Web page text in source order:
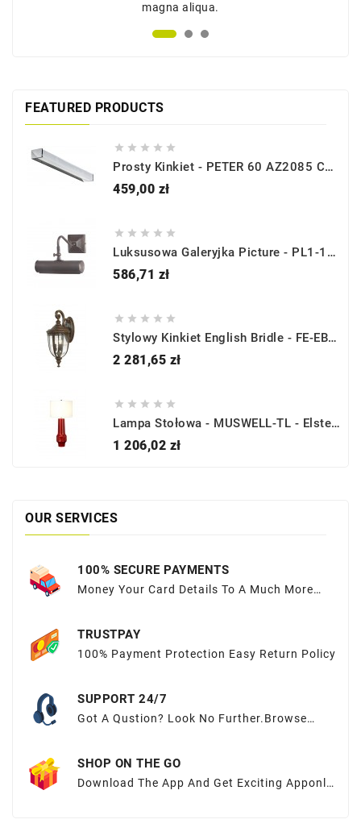
magna aliqua.
FEATURED PRODUCTS
    
Prosty Kinkiet - PETER 60 AZ2085 CHROM 3000K - Azzardo
459,00 złCena
    
Luksusowa Galeryjka Picture - PL1-10-DB - Brąz- Elstead Lighting
586,71 złCena
    
Stylowy Kinkiet English Bridle - FE-EB2-L-BRB - Brąz - Feiss
2 281,65 złCena
    
Lampa Stołowa - MUSWELL-TL - Elstead Lighting
1 206,02 złCena
OUR SERVICES
100% SECURE PAYMENTS
Money Your Card Details To A Much More
TRUSTPAY
100% Payment Protection Easy Return Policy
SUPPORT 24/7
Got A Qustion? Look No Further.Browse
SHOP ON THE GO
Download The App And Get Exciting Apponly